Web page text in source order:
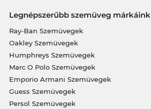
Legnépszerűbb szemüveg márkáink
Ray-Ban Szemüvegek
Oakley Szemüvegek
Humphreys Szemüvegek
Marc O Polo Szemüvegek
Emporio Armani Szemüvegek
Guess Szemüvegek
Persol Szemüvegek